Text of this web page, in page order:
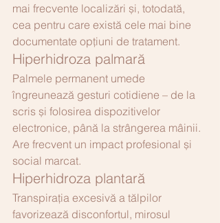
mai frecvente localizări și, totodată,
cea pentru care există cele mai bine
documentate opțiuni de tratament.
Hiperhidroza palmară
Palmele permanent umede
îngreunează gesturi cotidiene – de la
scris și folosirea dispozitivelor
electronice, până la strângerea mâinii.
Are frecvent un impact profesional și
social marcat.
Hiperhidroza plantară
Transpirația excesivă a tălpilor
favorizează disconfortul, mirosul